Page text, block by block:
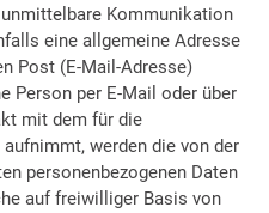
Kommunikation
eine allgemeine Adresse
Post (E-Mail-Adresse)
Person per E-Mail oder über
mit dem für die
werden die von der
personenbezogenen Daten
auf freiwilliger Basis von